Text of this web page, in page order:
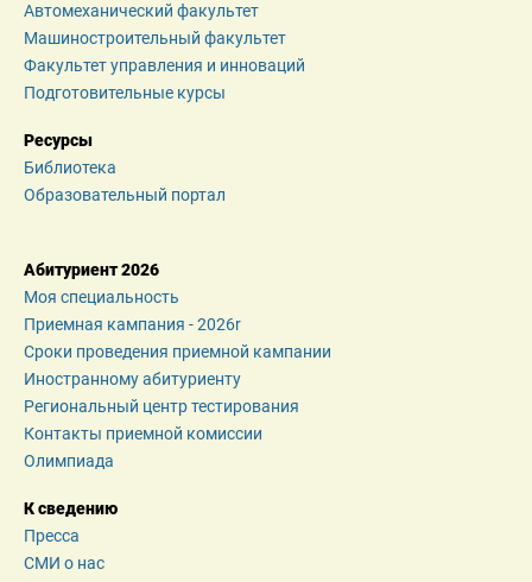
Автомеханический факультет
Машиностроительный факультет
Факультет управления и инноваций
Подготовительные курсы
Ресурсы
Библиотека
Образовательный портал
Абитуриент 2026
Моя специальность
Приемная кампания - 2026r
Сроки проведения приемной кампании
Иностранному абитуриенту
Региональный центр тестирования
Контакты приемной комиссии
Олимпиада
К сведению
Пресса
СМИ о нас